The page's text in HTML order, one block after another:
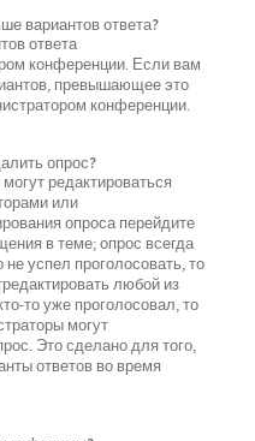
вариантов ответа?
ответа
конференции. Если вам
превышающее это
конференции.
опрос?
редактироваться
или
опроса перейдите
в теме; опрос всегда
успел проголосовать, то
любой из
то уже проголосовал, то
могут
Это сделано для того,
ответов во время